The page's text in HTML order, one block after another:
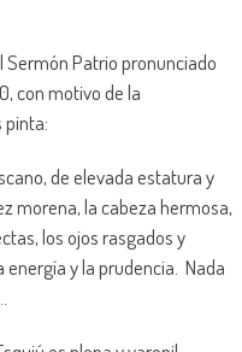
Sermón Patrio pronunciado
con motivo de la
pinta:
de elevada estatura y
morena, la cabeza hermosa,
los ojos rasgados y
y la prudencia. Nada